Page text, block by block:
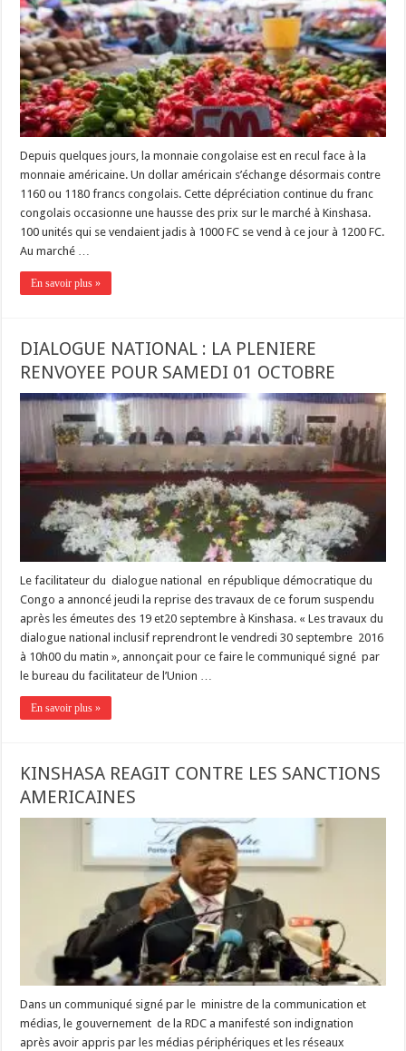
Depuis quelques jours, la monnaie congolaise est en recul face à la
monnaie américaine. Un dollar américain s’échange désormais contre
1160 ou 1180 francs congolais. Cette dépréciation continue du franc
congolais occasionne une hausse des prix sur le marché à Kinshasa.
100 unités qui se vendaient jadis à 1000 FC se vend à ce jour à 1200 FC.
Au marché …
En savoir plus »
DIALOGUE NATIONAL : LA PLENIERE
RENVOYEE POUR SAMEDI 01 OCTOBRE
Le facilitateur du dialogue national en république démocratique du
Congo a annoncé jeudi la reprise des travaux de ce forum suspendu
après les émeutes des 19 et20 septembre à Kinshasa. « Les travaux du
dialogue national inclusif reprendront le vendredi 30 septembre 2016
à 10h00 du matin », annonçait pour ce faire le communiqué signé par
le bureau du facilitateur de l’Union …
En savoir plus »
KINSHASA REAGIT CONTRE LES SANCTIONS
AMERICAINES
Dans un communiqué signé par le ministre de la communication et
médias, le gouvernement de la RDC a manifesté son indignation
après avoir appris par les médias périphériques et les réseaux